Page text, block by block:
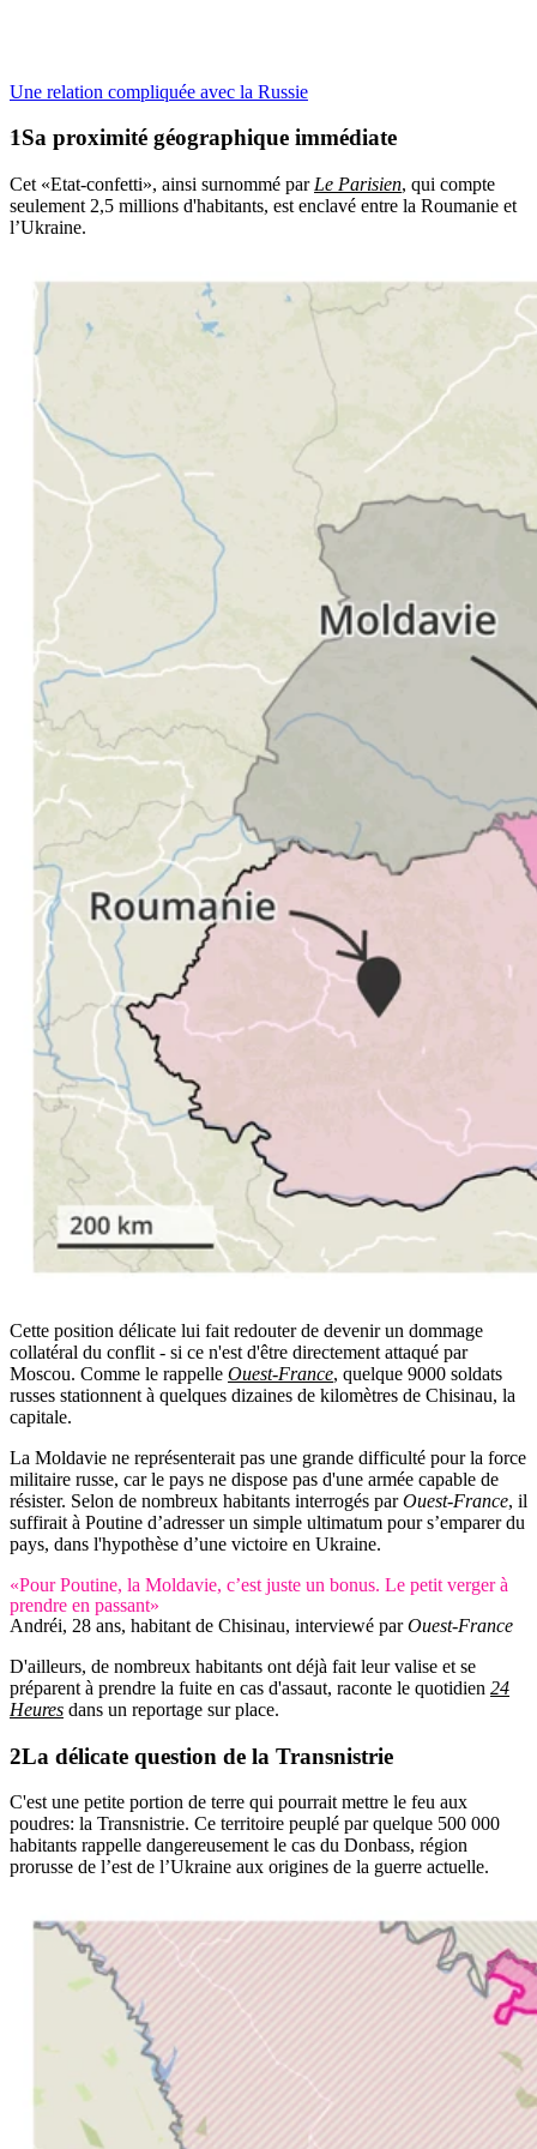
Une relation compliquée avec la Russie
Sa proximité géographique immédiate
Cet «Etat-confetti», ainsi surnommé par Le Parisien, qui compte
seulement 2,5 millions d'habitants, est enclavé entre la Roumanie et
l’Ukraine.
Cette position délicate lui fait redouter de devenir un dommage
collatéral du conflit - si ce n'est d'être directement attaqué par
Moscou. Comme le rappelle Ouest-France, quelque 9000 soldats
russes stationnent à quelques dizaines de kilomètres de Chisinau, la
capitale.
La Moldavie ne représenterait pas une grande difficulté pour la force
militaire russe, car le pays ne dispose pas d'une armée capable de
résister. Selon de nombreux habitants interrogés parOuest-France, il
suffirait à Poutine d’adresser un simple ultimatum pour s’emparer du
pays, dans l'hypothèse d’une victoire en Ukraine.
«Pour Poutine, la Moldavie, c’est juste un bonus. Le petit verger à
prendre en passant»
Andréi, 28 ans, habitant de Chisinau, interviewé parOuest-France
D'ailleurs, de nombreux habitants ont déjà fait leur valise et se
préparent à prendre la fuite en cas d'assaut, raconte le quotidien 24
Heures dans un reportage sur place.
La délicate question de la Transnistrie
C'est une petite portion de terre qui pourrait mettre le feu aux
poudres: la Transnistrie. Ce territoire peuplé par quelque 500 000
habitants rappelle dangereusement le cas du Donbass, région
prorusse de l’est de l’Ukraine aux origines de la guerre actuelle.